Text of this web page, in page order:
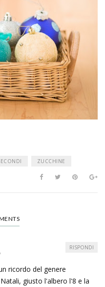
ZUCCHINE
ricordo del genere
giusto l'albero l'8 e la
RISPONDI